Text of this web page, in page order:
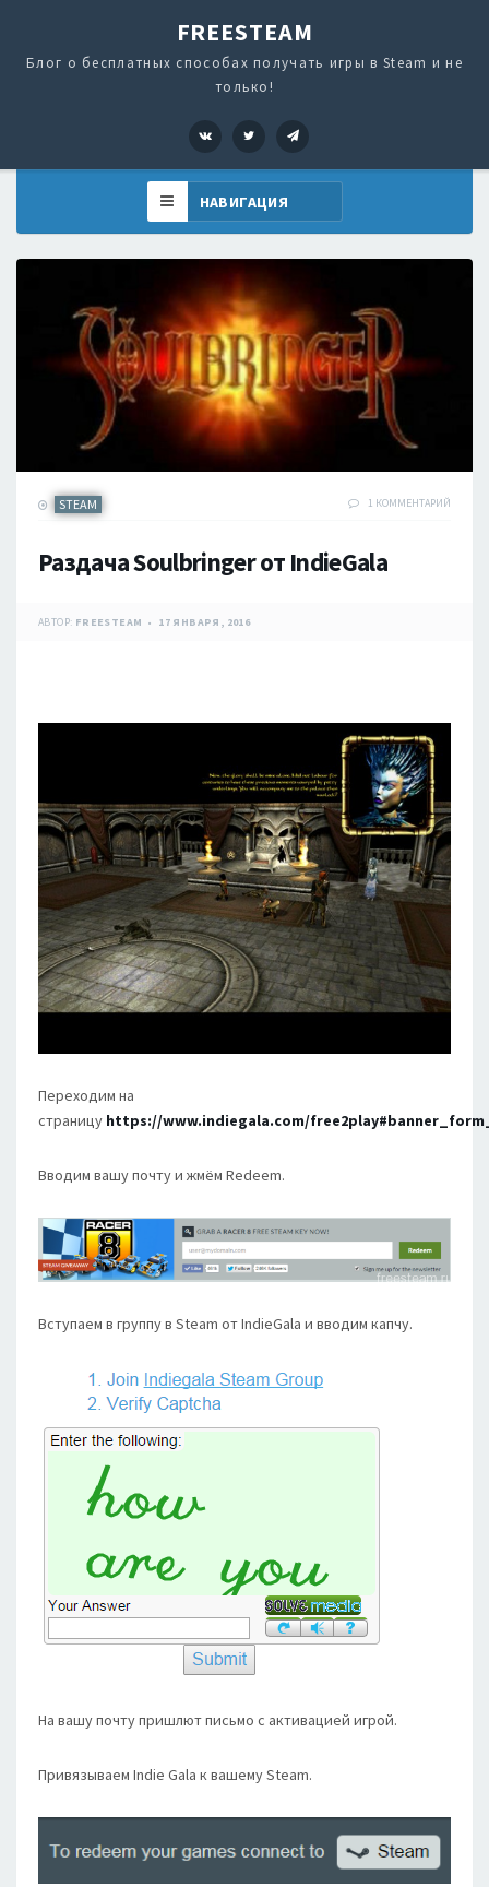
FREESTEAM
Блог о бесплатных способах получать игры в Steam и не
только!
VK Twitter
STEAM 1 КОММЕНТАРИЙ
Раздача Soulbringer от IndieGala
АВТОР: FREESTEAM 17 ЯНВАРЯ, 2016
Переходим на
страницу https://www.indiegala.com/
Вводим вашу почту и жмём Redeem.
Вступаем в группу в Steam от IndieGala и вводим капчу.
На вашу почту пришлют письмо с активацией игрой.
Привязываем Indie Gala к вашему Steam.